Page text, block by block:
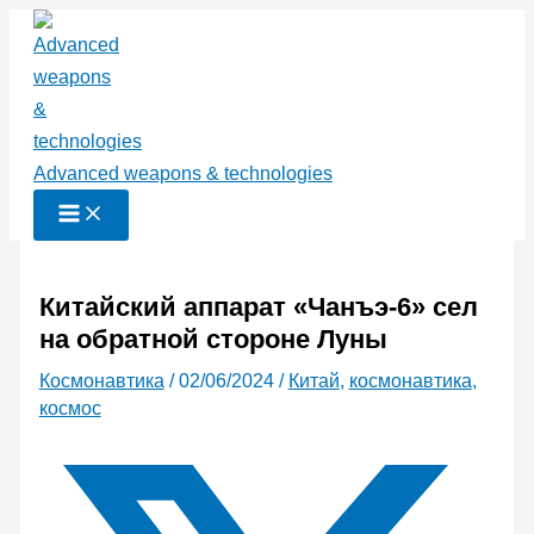
Перейти
содержимому
Advanced weapons & technologies
Китайский аппарат «Чанъэ-6» сел
на обратной стороне Луны
Космонавтика /02/06/2024 / Китай, космонавтика,
космос